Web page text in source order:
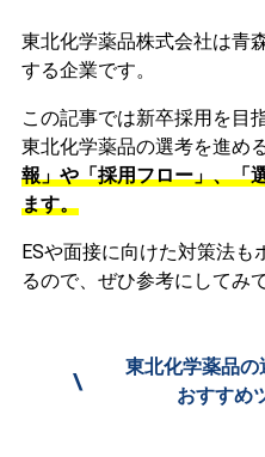
東北化学薬品株式会社は青
する企業です。
この記事では新卒採用を目
東北化学薬品の選考を進め
報」や「採用フロー」、「
ます。
ESや面接に向けた対策法も
るので、ぜひ参考にしてみ
\
東北化学薬品の
おすすめ